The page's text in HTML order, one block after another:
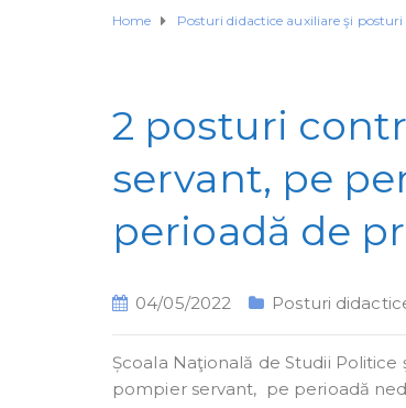
Home Posturi didactice auxiliare şi posturi
2 posturi
servant, pe
perioadă de
04/05/2022 Posturi
Școala Naţională de Studii
pompier servant, pe perioadă